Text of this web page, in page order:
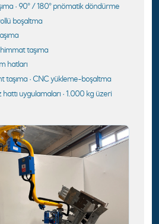
· 90° / 180° pnömatik döndürme
boşaltma
taşıma
hatları
taşıma · CNC yükleme-boşaltma
hattı uygulamaları · 1.000 kg üzeri